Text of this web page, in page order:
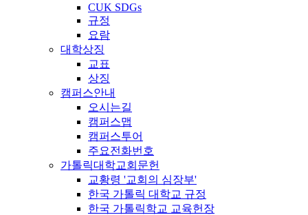
CUK SDGs
규정
요람
대학상징
교표
상징
캠퍼스안내
오시는길
캠퍼스맵
캠퍼스투어
주요전화번호
가톨릭대학교회문헌
교황령 '교회의 심장부'
한국 가톨릭 대학교 규정
한국 가톨릭학교 교육헌장